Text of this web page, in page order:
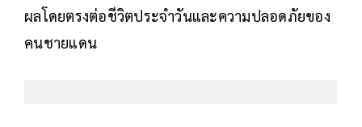
ผลโดยตรงต่อชีวิตประจำวันและความปลอดภัยของ
คนชายแดน